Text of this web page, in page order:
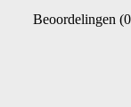
Beoordelingen